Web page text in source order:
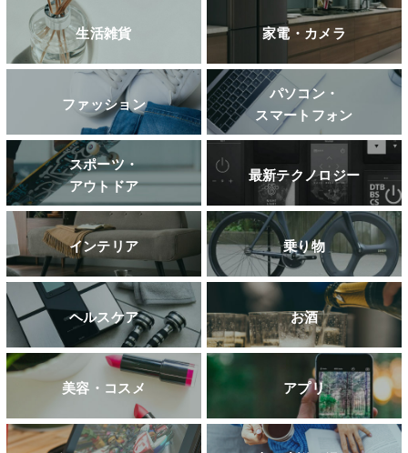
生活雑貨 家電・カメラ
ファッション
パソコン・
スマートフォン
スポーツ・
アウトドア
最新テクノロジー
インテリア 乗り物
ヘルスケア お酒
美容・コスメ アプリ